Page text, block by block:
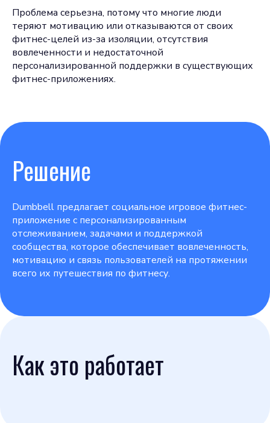
Проблема серьезна, потому что многие люди
теряют мотивацию или отказываются от своих
фитнес-целей из-за изоляции, отсутствия
вовлеченности и недостаточной
персонализированной поддержки в существующих
фитнес-приложениях.
Решение
Dumbbell предлагает социальное игровое фитнес-
приложение с персонализированным
отслеживанием, задачами и поддержкой
сообщества, которое обеспечивает вовлеченность,
мотивацию и связь пользователей на протяжении
всего их путешествия по фитнесу.
Как это работает